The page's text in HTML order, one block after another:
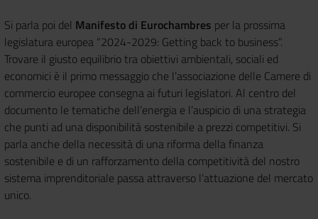
Si parla poi del Manifesto di Eurochambres per la prossima
legislatura europea “2024-2029: Getting back to business”.
Trovare il giusto equilibrio tra obiettivi ambientali, sociali ed
economici è il primo messaggio che l’associazione delle Camere di
commercio europee consegna ai futuri legislatori. Al centro del
documento le tematiche dell’energia e l’auspicio di una strategia
che punti ad una disponibilità sostenibile a prezzi competitivi. Si
parla anche della necessità di una riforma della finanza
sostenibile e di un rafforzamento della competitività del nostro
sistema imprenditoriale passa attraverso l’attuazione del mercato
unico.